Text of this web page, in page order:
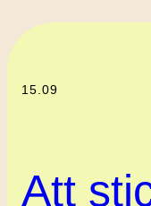
15.09
Att